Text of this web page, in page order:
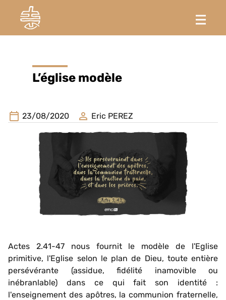
L’église modèle
23/08/2020 Eric PEREZ
Actes 2.41-47 nous fournit le modèle de l'Eglise
primitive, l'Eglise selon le plan de Dieu, toute entière
persévérante (assidue, fidélité inamovible ou
inébranlable) dans ce qui fait son identité :
l'enseignement des apôtres, la communion fraternelle,